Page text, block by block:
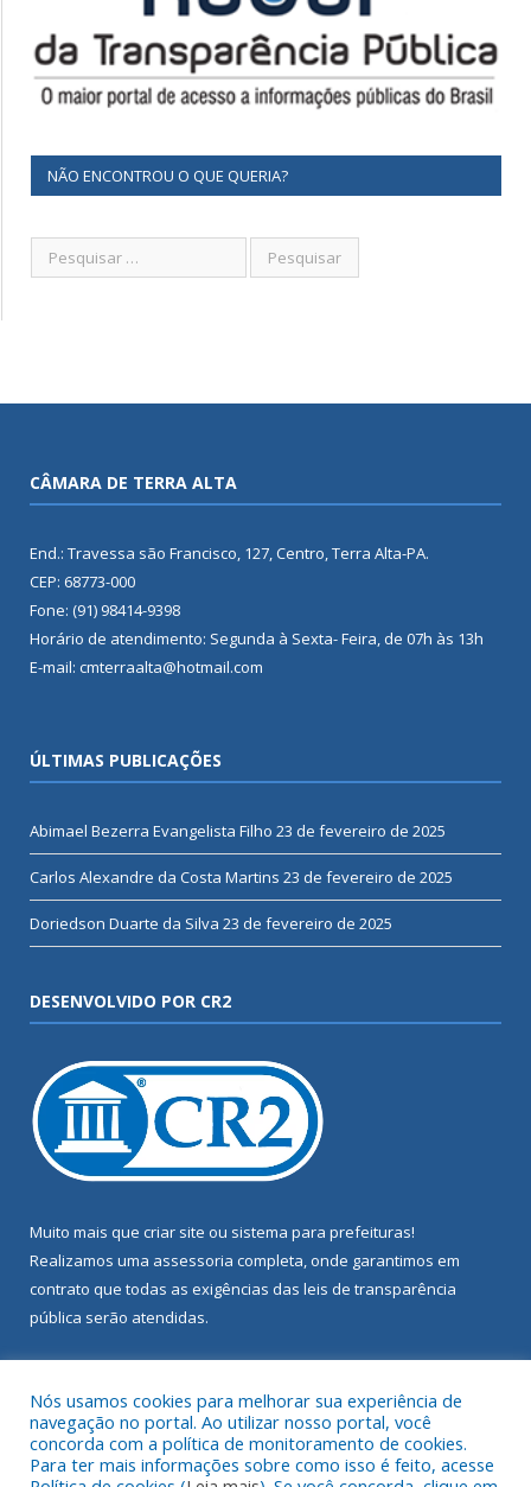
NÃO ENCONTROU O QUE QUERIA?
CÂMARA DE TERRA ALTA
End.: Travessa são Francisco, 127, Centro, Terra Alta-PA.
CEP: 68773-000
Fone: (91) 98414-9398
Horário de atendimento: Segunda à Sexta- Feira, de 07h às 13h
E-mail: cmterraalta@hotmail.com
ÚLTIMAS PUBLICAÇÕES
Abimael Bezerra Evangelista Filho 23 de fevereiro de 2025
Carlos Alexandre da Costa Martins 23 de fevereiro de 2025
Doriedson Duarte da Silva 23 de fevereiro de 2025
DESENVOLVIDO POR CR2
Muito mais que criar site ou sistema para prefeituras!
Realizamos uma assessoria completa, onde garantimos em
contrato que todas as exigências das leis de transparência
pública serão atendidas.
Nós usamos cookies para melhorar sua experiência de
navegação no portal. Ao utilizar nosso portal, você
concorda com a política de monitoramento de cookies.
Para ter mais informações sobre como isso é feito, acesse